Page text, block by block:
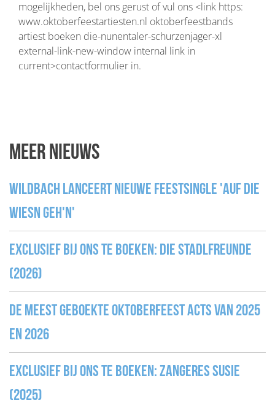
mogelijkheden, bel ons gerust of vul ons <link https:
www.oktoberfeestartiesten.nl oktoberfeestbands
artiest boeken die-nunentaler-schurzenjager-xl
external-link-new-window internal link in
current>contactformulier in.
Meer nieuws
Wildbach lanceert nieuwe feestsingle 'Auf die
Wiesn geh'n'
Exclusief bij ons te boeken: Die Stadlfreunde
(2026)
De meest geboekte Oktoberfeest acts van 2025
en 2026
Exclusief bij ons te boeken: zangeres Susie
(2025)